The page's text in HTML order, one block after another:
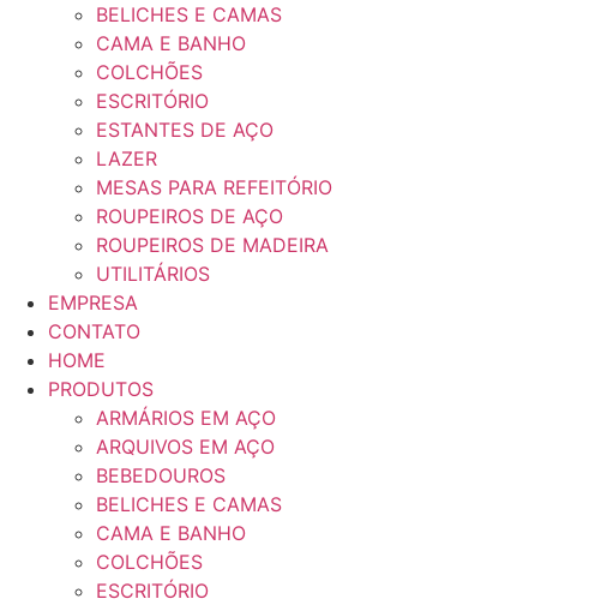
BELICHES E CAMAS
CAMA E BANHO
COLCHÕES
ESCRITÓRIO
ESTANTES DE AÇO
LAZER
MESAS PARA REFEITÓRIO
ROUPEIROS DE AÇO
ROUPEIROS DE MADEIRA
UTILITÁRIOS
EMPRESA
CONTATO
HOME
PRODUTOS
ARMÁRIOS EM AÇO
ARQUIVOS EM AÇO
BEBEDOUROS
BELICHES E CAMAS
CAMA E BANHO
COLCHÕES
ESCRITÓRIO